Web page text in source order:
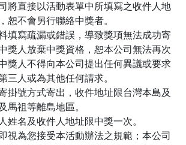
將直接以活動表單中所填寫之收件人地
恕不會另行聯絡中獎者。
填寫疏漏或錯誤，導致獎項無法成功寄
獎人放棄中獎資格，恕本公司無法再次
獎人不得向本公司提出任何異議或要求
三人或為其他任何請求。
掛號方式寄出，收件地址限台灣本島及
馬祖等離島地區。
姓名及收件人地址限中獎一次。
視為您接受本活動辦法之規範；本公司